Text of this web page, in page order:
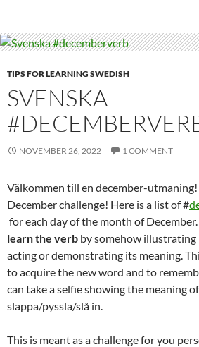
TIPS FOR LEARNING SWEDISH
SVENSKA
NOVEMBER 26, 2022 1 COMMENT
Välkommen till en december-
December challenge! Here is a list of #
for each day of the month of
learn the verb by somehow illustrating
acting or demonstrating its meaning.
to acquire the new word and to
can take a selfie showing the meaning
slappa/pyssla/slå in.
This is meant as a challenge for you